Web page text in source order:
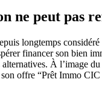
ne peut pas
longtemps
financer son bien
alternatives. À l’image
offre “Prêt Immo